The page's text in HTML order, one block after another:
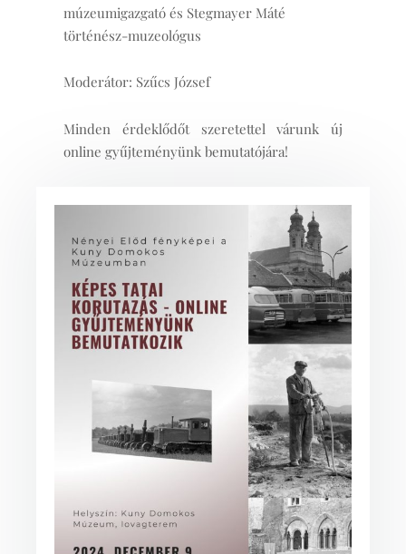
múzeumigazgató és Stegmayer Máté
történész-muzeológus
Moderátor: Szűcs József
Minden érdeklődőt szeretettel várunk új
online gyűjteményünk bemutatójára!